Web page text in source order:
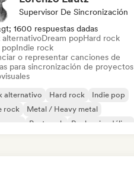
Supervisor De Sincronización
1600 respuestas dadas
alternativoDream popHard rock
popIndie rock
o representar canciones de
para sincronización de proyectos
alternativo Hard rock
Indie pop
rock
Metal / Heavy metal
Post punk Rock psicodélico